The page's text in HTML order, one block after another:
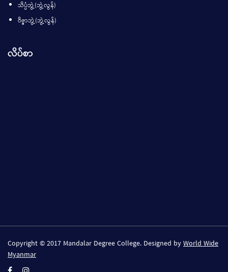
သိပ္ပံဘွဲ့(ဘွဲ့လွန်)
ဝိဇ္ဇာဘွဲ့(ဘွဲ့လွန်)
လိပ်စာ
Copyright © 2017 Mandalar Degree College. Designed byWorld Wide
Myanmar